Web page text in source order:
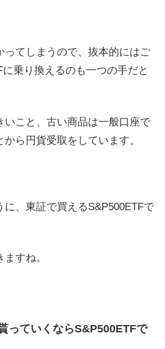
ってしまうので、抜本的にはご
乗り換えるのも一つの手だと
いこと、古い商品は一般口座で
ら円貨受取をしています。
に、東証で買えるS&P500ETFで
すね。
っていくならS&P500ETFで